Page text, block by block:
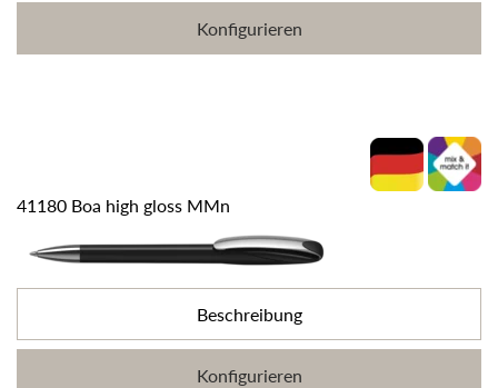
Konfigurieren
41180 Boa high gloss MMn
Beschreibung
Konfigurieren